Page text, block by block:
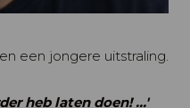
een jongere uitstraling.
heb laten doen! ...'